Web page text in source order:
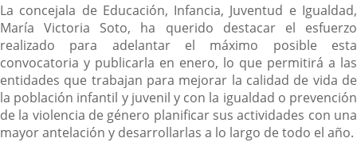
La concejala de Educación, Infancia, Juventud e Igualdad,
María Victoria Soto, ha querido destacar el esfuerzo
realizado para adelantar el máximo posible esta
convocatoria y publicarla en enero, lo que permitirá a las
entidades que trabajan para mejorar la calidad de vida de
la población infantil y juvenil y con la igualdad o prevención
de la violencia de género planificar sus actividades con una
mayor antelación y desarrollarlas a lo largo de todo el año.